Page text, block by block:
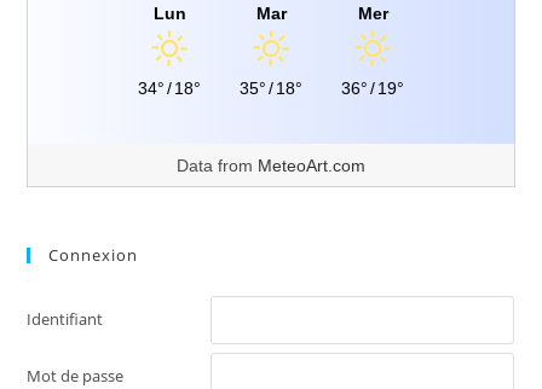
Lun
34°/18°
Mar
35°/18°
Mer
36°/19°
Data from MeteoArt.com
Connexion
Identifiant
Mot de passe